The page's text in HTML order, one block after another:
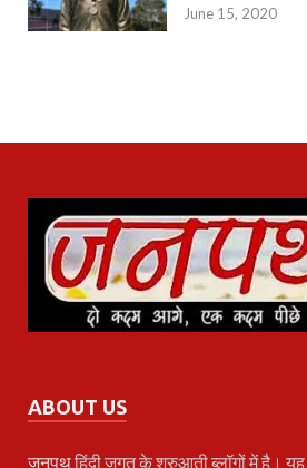
June 15, 2020
ABOUT US
जनपथहिंदी जगत के शुरुआती ब्लॉगों में है।